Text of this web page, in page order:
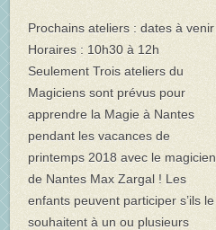
Prochains ateliers : dates à venir
Horaires : 10h30 à 12h
Seulement Trois ateliers du
Magiciens sont prévus pour
apprendre la Magie à Nantes
pendant les vacances de
printemps 2018 avec le magicien
de Nantes Max Zargal ! Les
enfants peuvent participer s’ils le
souhaitent à un ou plusieurs